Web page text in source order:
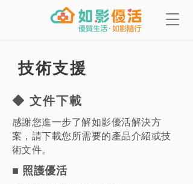
技術支援
◆ 文件下載
感謝您進一步了解如影優活解決方
案，請下載您所需要的產品介紹或技
術文件。
■ 照護優活